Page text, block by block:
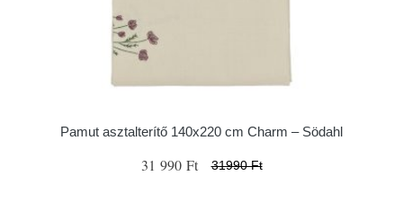
Pamut asztalterítő 140x220 cm Charm – Södahl
31 990 Ft 31990 Ft